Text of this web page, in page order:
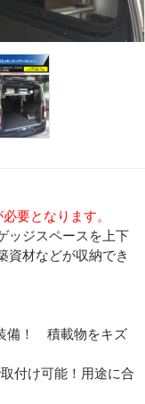
要となります。
ッジスペースを上下
資材などが収納でき
備！ 積載物をキズ
付け可能！用途に合